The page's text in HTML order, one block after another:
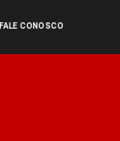
FALE CONOSCO